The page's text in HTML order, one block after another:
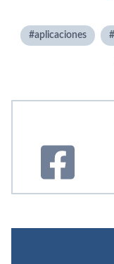
aplicaciones